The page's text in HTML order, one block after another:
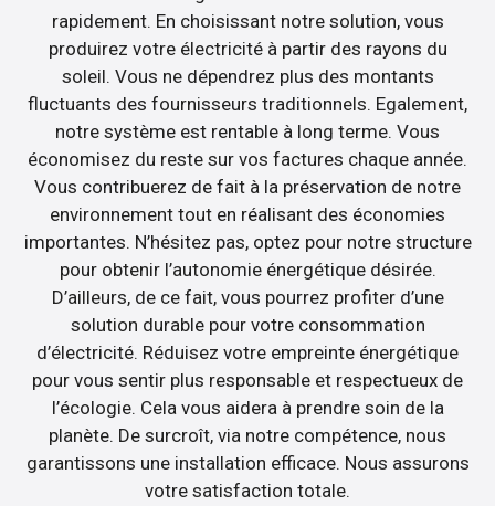
rapidement. En choisissant notre solution, vous
produirez votre électricité à partir des rayons du
soleil. Vous ne dépendrez plus des montants
fluctuants des fournisseurs traditionnels. Egalement,
notre système est rentable à long terme. Vous
économisez du reste sur vos factures chaque année.
Vous contribuerez de fait à la préservation de notre
environnement tout en réalisant des économies
importantes. N’hésitez pas, optez pour notre structure
pour obtenir l’autonomie énergétique désirée.
D’ailleurs, de ce fait, vous pourrez profiter d’une
solution durable pour votre consommation
d’électricité. Réduisez votre empreinte énergétique
pour vous sentir plus responsable et respectueux de
l’écologie. Cela vous aidera à prendre soin de la
planète. De surcroît, via notre compétence, nous
garantissons une installation efficace. Nous assurons
votre satisfaction totale.